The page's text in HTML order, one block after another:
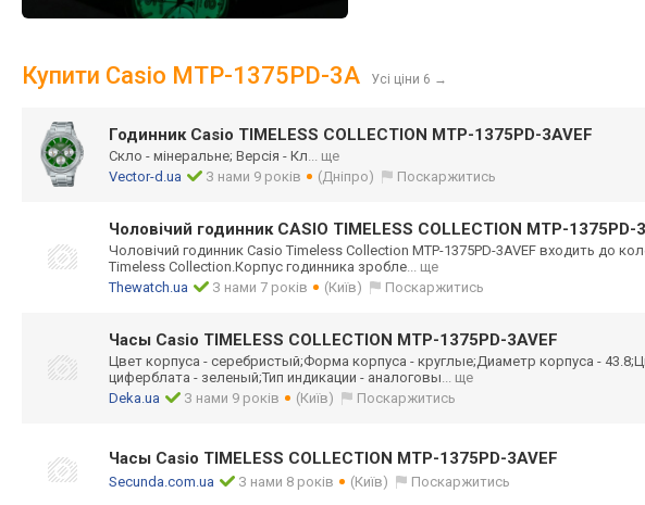
Купити Casio MTP-1375PD-3A Усі ціни 6 →
Годинник Casio TIMELESS COLLECTION MTP-1375PD-3AVEF
Скло - мінеральне; Версія - Кл... ще
Vector-d.ua
З нами 9 років (Дніпро) Поскаржитись
Чоловічий годинник CASIO TIMELESS COLLECTION MTP-1375PD-
Чоловічий годинник Casio Timeless Collection MTP-1375PD-3AVEF входить до
Timeless Collection.Корпус годинника зробле... ще
Thewatch.ua
З нами 7 років (Київ) Поскаржитись
Часы Casio TIMELESS COLLECTION MTP-1375PD-3AVEF
Цвет корпуса - серебристый;Форма корпуса - круглые;Диаметр корпуса -
циферблата - зеленый;Тип индикации - аналоговы... ще
Deka.ua
З нами 9 років (Київ) Поскаржитись
Часы Casio TIMELESS COLLECTION MTP-1375PD-3AVEF
Secunda.com.ua З нами 8 років (Київ) Поскаржитись